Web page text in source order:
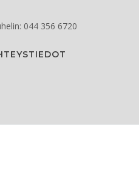
044 356 6720